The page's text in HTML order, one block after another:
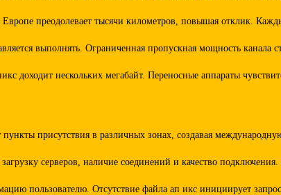
преодолевает тысячи километров, повышая отклик.
выполнять. Ограниченная пропускная мощность
нескольких мегабайт. Переносные аппараты
присутствия в различных зонах, создавая
серверов, наличие соединений и качество
пользователю. Отсутствие файла ап икс инициирует